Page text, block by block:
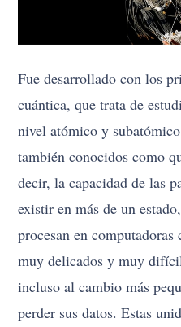
Fue desarrollado con los
cuántica, que trata de
nivel atómico y
también conocidos como
decir, la capacidad de las
existir en más de un
procesan en
muy delicados y muy
incluso al cambio más
perder sus datos. Estas